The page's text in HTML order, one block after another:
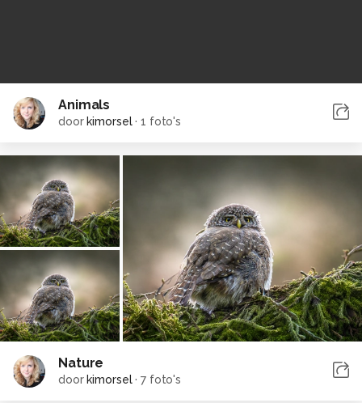
Animals
door kimorsel·1 foto's
Nature
door kimorsel·7 foto's